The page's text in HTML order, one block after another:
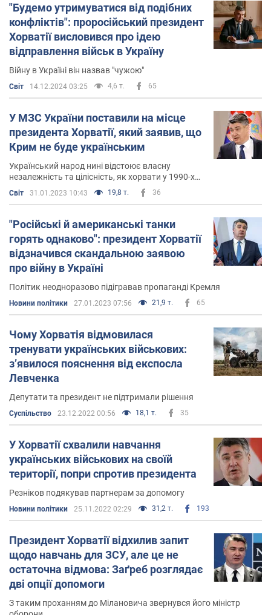
"Будемо утримуватися від подібних
конфліктів": проросійський президент
Хорватії висловився про ідею
відправлення військ в Україну
Війну в Україні він назвав "чужою"
Світ 14.12.2024 03:25 4,6 т. 65
У МЗС України поставили на місце
президента Хорватії, який заявив, що
Крим не буде українським
Український народ нині відстоює власну
незалежність та цілісність, як хорвати у 1990-х
роках
Світ 31.01.2023 10:43 19,8 т. 36
"Російські й американські танки
горять однаково": президент Хорватії
відзначився скандальною заявою
про війну в Україні
Політик неодноразово підігравав пропаганді Кремля
Новини політики 27.01.2023 07:56 21,9 т. 65
Чому Хорватія відмовилася
тренувати українських військових:
з’явилося пояснення від експосла
Левченка
Депутати та президент не підтримали рішення
Суспільство 23.12.2022 00:56 18,1 т. 35
У Хорватії схвалили навчання
українських військових на своїй
території, попри спротив президента
Резніков подякував партнерам за допомогу
Новини політики 25.11.2022 02:29 31,2 т. 193
Президент Хорватії відхилив запит
щодо навчань для ЗСУ, але це не
остаточна відмова: Заґреб розглядає
дві опції допомоги
З таким проханням до Мілановича звернувся його міністр